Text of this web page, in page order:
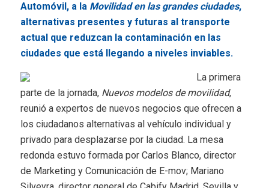
Automóvil, a la Movilidad en las grandes ciudades,
alternativas presentes y futuras al transporte
actual que reduzcan la contaminación en las
ciudades que está llegando a niveles inviables.
La primera
parte de la jornada, Nuevos modelos de movilidad,
reunió a expertos de nuevos negocios que ofrecen a
los ciudadanos alternativas al vehículo individual y
privado para desplazarse por la ciudad. La mesa
redonda estuvo formada por Carlos Blanco, director
de Marketing y Comunicación de E-mov; Mariano